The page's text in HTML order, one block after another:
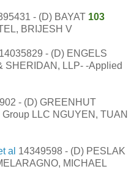
- (D) BAYAT 103
BRIJESH V
14035829 - (D) ENGELS
SHERIDAN, LLP- -Applied
- (D) GREENHUT
LLC NGUYEN, TUAN
al 14349598 - (D) PESLAK
MICHAEL